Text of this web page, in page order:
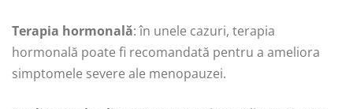
Terapia hormonală: în unele cazuri, terapia
hormonală poate fi recomandată pentru a ameliora
simptomele severe ale menopauzei.